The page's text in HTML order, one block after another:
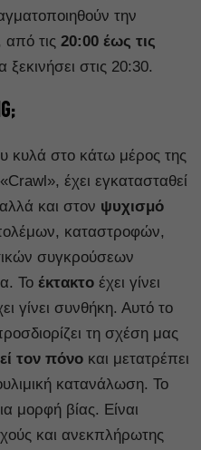
την
τις 20:00 έως τις
στις 20:30.
κυλά στο κάτω μέρος της
έχει εγκατασταθεί
και στον ψυχισμό
καταστροφών,
συγκρούσεων
Το έκτακτο έχει γίνει
γίνει συνθήκη. Αυτό το
τη σχέση μας
τον πόνο και μετατρέπει
κατανάλωση. Το
μορφή βίας. Είναι
και ανεκπλήρωτης